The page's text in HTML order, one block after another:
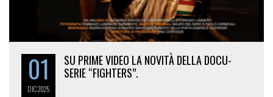
01
DIC2025
SERIE “FIGHTERS”.